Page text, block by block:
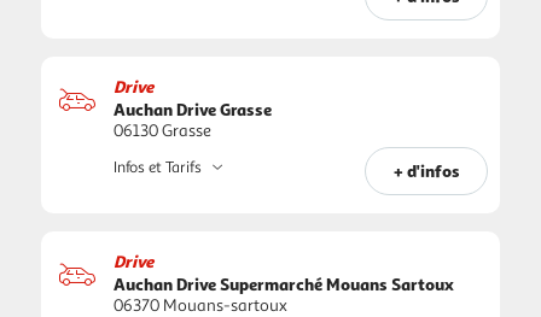
Drive
Auchan Drive Grasse
06130 Grasse
+ d'infos
Infos et Tarifs
Drive
Auchan Drive Supermarché Mouans Sartoux
06370 Mouans-sartoux